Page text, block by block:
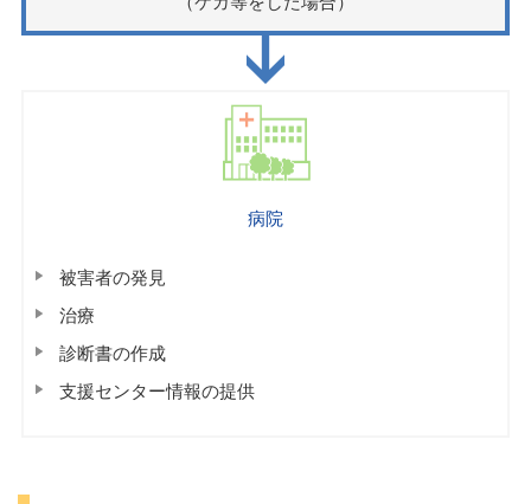
病院
被害者の発見
治療
診断書の作成
支援センター情報の提供